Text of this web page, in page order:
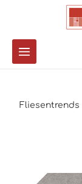
Fliesentrends